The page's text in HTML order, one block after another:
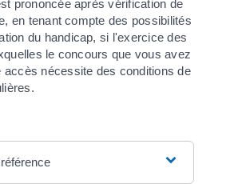
prononcée après vérification de
en tenant compte des possibilités
du handicap, si l'exercice des
le concours que vous avez
accès nécessite des conditions de